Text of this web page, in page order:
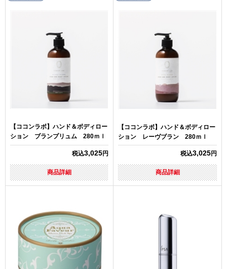
【ココンラボ】ハンド＆ボディロー
ション ブランプリュム 280ｍｌ
税込3,025円
商品詳細
【ココンラボ】ハンド＆ボディロー
ション レーヴブラン 280ｍｌ
税込3,025円
商品詳細